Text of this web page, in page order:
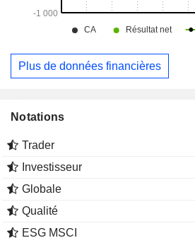
Plus de données financières
Notations
Trader
Investisseur
Globale
Qualité
ESG MSCI